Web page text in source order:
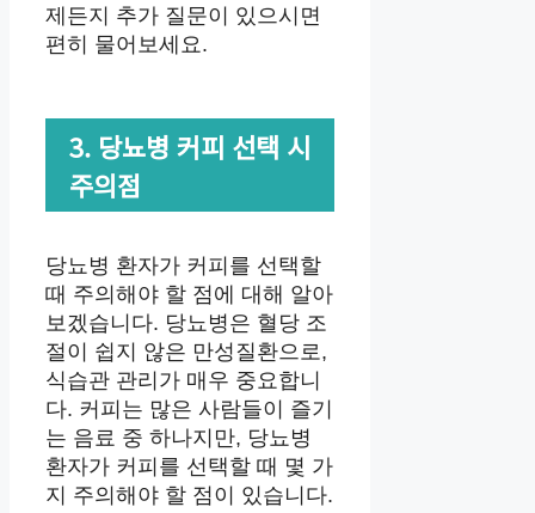
제든지 추가 질문이 있으시면
편히 물어보세요.
3. 당뇨병 커피 선택 시
주의점
당뇨병 환자가 커피를 선택할
때 주의해야 할 점에 대해 알아
보겠습니다. 당뇨병은 혈당 조
절이 쉽지 않은 만성질환으로,
식습관 관리가 매우 중요합니
다. 커피는 많은 사람들이 즐기
는 음료 중 하나지만, 당뇨병
환자가 커피를 선택할 때 몇 가
지 주의해야 할 점이 있습니다.